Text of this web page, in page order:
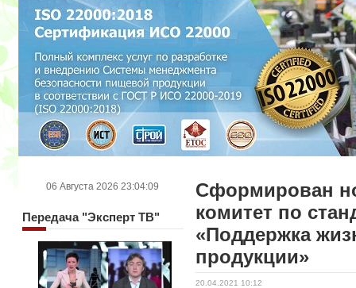
8 (383) 227-8449
Сформирован
комитет по
«Поддержка
продукции»
20.04.2021 10:12
06 Августа 2026 23:04:09
Передача"Эксперт ТВ"